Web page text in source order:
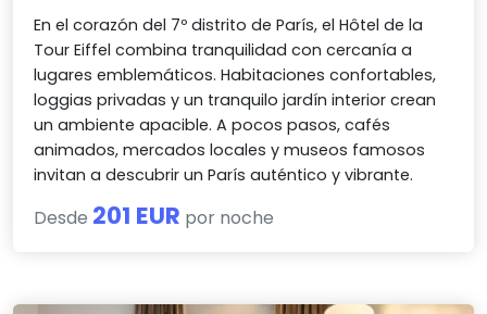
En el corazón del 7º distrito de París, el Hôtel de la
Tour Eiffel combina tranquilidad con cercanía a
lugares emblemáticos. Habitaciones confortables,
loggias privadas y un tranquilo jardín interior crean
un ambiente apacible. A pocos pasos, cafés
animados, mercados locales y museos famosos
invitan a descubrir un París auténtico y vibrante.
Desde 201 EUR por noche